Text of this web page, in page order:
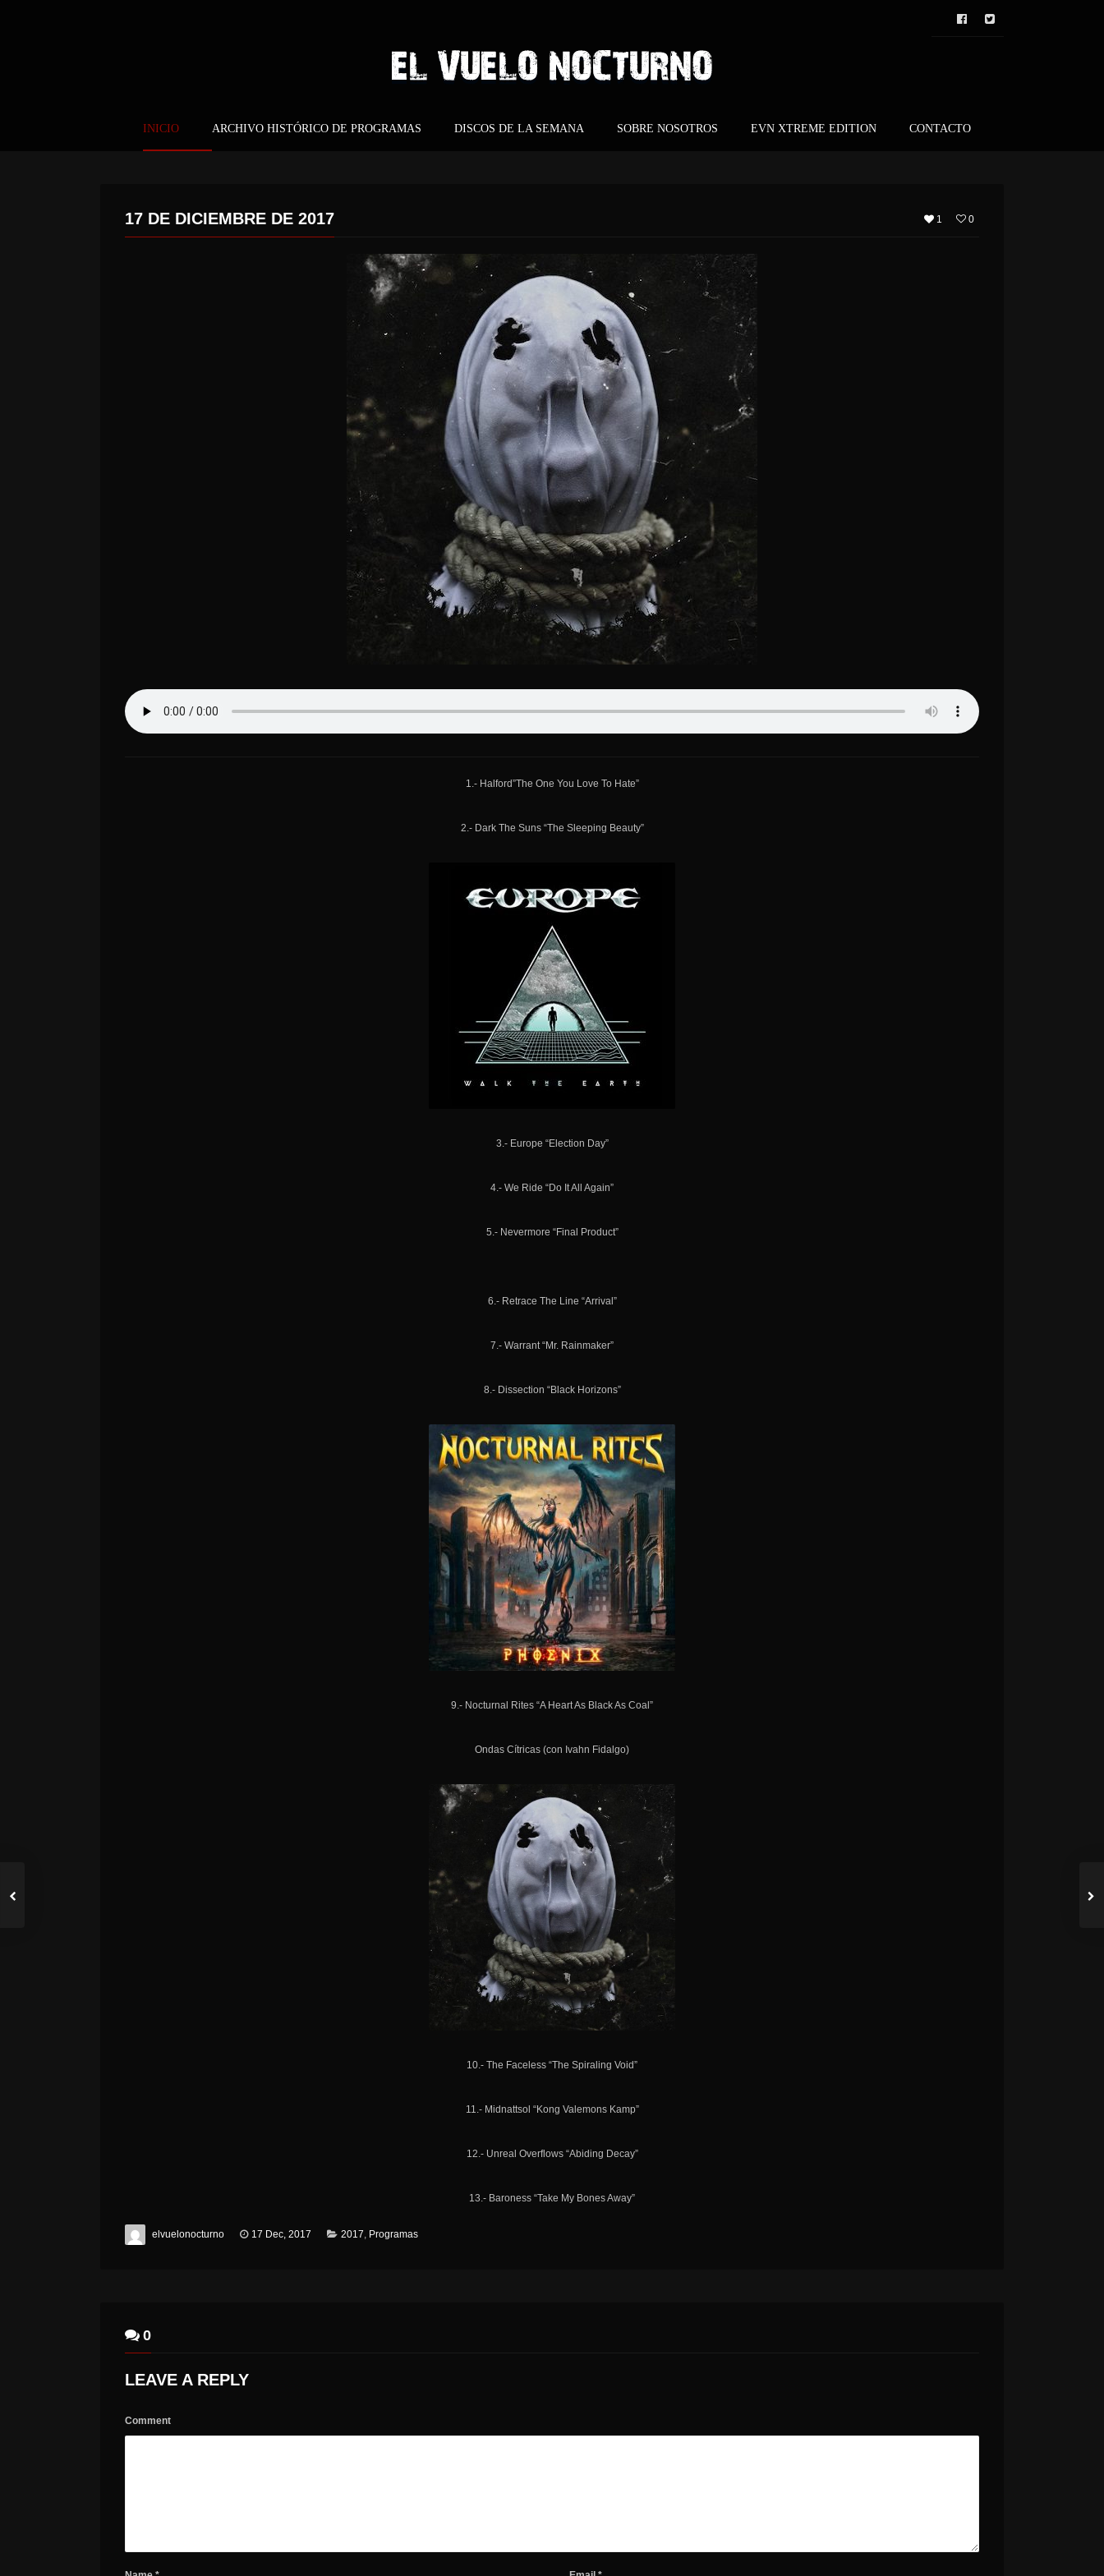
INICIO ARCHIVO HISTÓRICO DE PROGRAMAS DISCOS DE LA SEMANA SOBRE NOSOTROS EVN XTREME EDITION CONTACTO
1 0
17 DE DICIEMBRE DE 2017
1.- Halford”The One You Love To Hate”
2.- Dark The Suns “The Sleeping Beauty”
3.- Europe “Election Day”
4.- We Ride “Do It All Again”
5.- Nevermore “Final Product”
6.- Retrace The Line “Arrival”
7.- Warrant “Mr. Rainmaker”
8.- Dissection “Black Horizons”
9.- Nocturnal Rites “A Heart As Black As Coal”
Ondas Cítricas (con Ivahn Fidalgo)
10.- The Faceless “The Spiraling Void”
11.- Midnattsol “Kong Valemons Kamp”
12.- Unreal Overflows “Abiding Decay”
13.- Baroness “Take My Bones Away”
elvuelonocturno 17 Dec, 2017 2017, Programas
0
LEAVE A REPLY
Comment